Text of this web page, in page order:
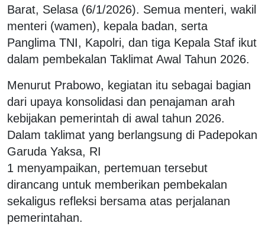
Barat, Selasa (6/1/2026). Semua menteri, wakil
menteri (wamen), kepala badan, serta
Panglima TNI, Kapolri, dan tiga Kepala Staf ikut
dalam pembekalan Taklimat Awal Tahun 2026.
Menurut Prabowo, kegiatan itu sebagai bagian
dari upaya konsolidasi dan penajaman arah
kebijakan pemerintah di awal tahun 2026.
Dalam taklimat yang berlangsung di Padepokan
Garuda Yaksa, RI
1 menyampaikan, pertemuan tersebut
dirancang untuk memberikan pembekalan
sekaligus refleksi bersama atas perjalanan
pemerintahan.